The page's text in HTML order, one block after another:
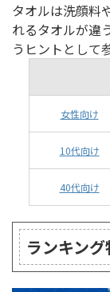
タオルは洗顔料
れるタオルが違
うヒントとして
女性向け
10代向け
40代向け
ランキン